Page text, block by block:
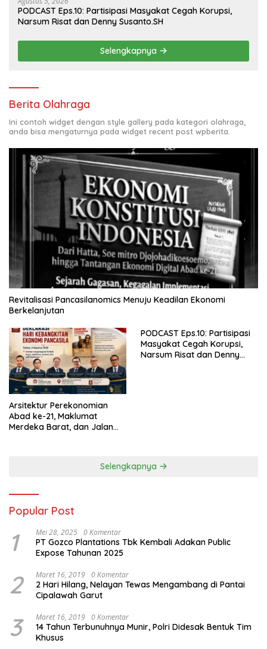
PODCAST Eps.10: Partisipasi Masyakat Cegah Korupsi,
Narsum Risat dan Denny Susanto.SH
Selengkapnya
Berita Olahraga
Ini contoh widget dengan style gallery pada kategori olahraga,
anda bisa mengaturnya pada widget recent post wpberita.
Revitalisasi Pancasilanomics Menuju Keadilan Ekonomi
Berkelanjutan
Arsitektur Perekonomian
Abad ke-21, Maklumat
Merdeka Barat, dan Jalan
PODCAST Eps.10: Partisipasi
Masyakat Cegah Korupsi,
Narsum Risat dan Denny
Selengkapnya
Popular Post
1 Mei 28, 2025 0 Komentar
PT Gozco Plantations Tbk Kembali Adakan Public
Expose Tahunan 2025
2 Maret 16, 2019 0 Komentar
2 Hari Hilang, Nelayan Tewas Mengambang di Pantai
Cipalawah Garut
3 Maret 16, 2019 0 Komentar
14 Tahun Terbunuhnya Munir, Polri Didesak Bentuk Tim
Khusus